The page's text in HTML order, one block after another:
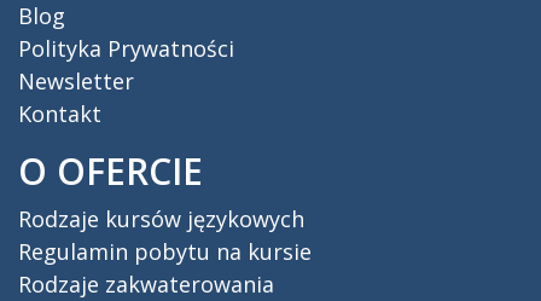
Blog
Polityka Prywatności
Newsletter
Kontakt
O OFERCIE
Rodzaje kursów językowych
Regulamin pobytu na kursie
Rodzaje zakwaterowania